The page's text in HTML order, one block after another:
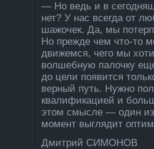
— Но ведь и в
нет? У нас всегда­ от
шажочек. Да, мы
Но прежде чем что-то
движемся, чего мы
волшебную палочку
до цели появится
верный путь. Нужно
квалификацией и
этом смысле­ — один из
момент выглядит
Дмитрий СИМОНОВ